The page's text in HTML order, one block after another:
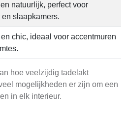
natuurlijk, perfect voor
slaapkamers.
chic, ideaal voor accentmuren
hoe veelzijdig tadelakt
mogelijkheden er zijn om een
in elk interieur.